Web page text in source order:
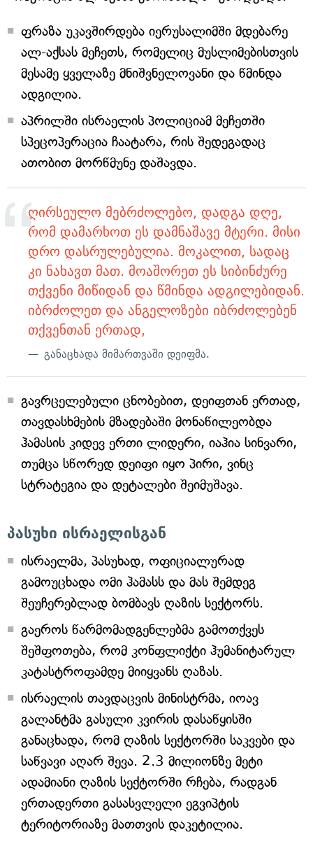
ფრაზა უკავშირდება იერუსალიმში მდებარე
ალ-აქსას მეჩეთს, რომელიც მუსლიმებისთვის
მესამე ყველაზე მნიშვნელოვანი და წმინდა
ადგილია.
აპრილში ისრაელის პოლიციამ მეჩეთში
სპეცოპერაცია ჩაატარა, რის შედეგადაც
ათობით მორწმუნე დაშავდა.
ღირსეულო მებრძოლებო, დადგა დღე,
რომ დამარხოთ ეს დამნაშავე მტერი. მისი
დრო დასრულებულია. მოკალით, სადაც
კი ნახავთ მათ. მოაშორეთ ეს სიბინძურე
თქვენი მიწიდან და წმინდა ადგილებიდან.
იბრძოლეთ და ანგელოზები იბრძოლებენ
თქვენთან ერთად,
განაცხადა მიმართვაში დეიფმა.
გავრცელებული ცნობებით, დეიფთან ერთად,
თავდასხმების მზადებაში მონაწილეობდა
ჰამასის კიდევ ერთი ლიდერი, იაჰია სინვარი,
თუმცა სწორედ დეიფი იყო პირი, ვინც
სტრატეგია და დეტალები შეიმუშავა.
პასუხი ისრაელისგან
ისრაელმა, პასუხად, ოფიციალურად
გამოუცხადა ომი ჰამასს და მას შემდეგ
შეუჩერებლად ბომბავს ღაზის სექტორს.
გაეროს წარმომადგენლებმა გამოთქვეს
შეშფოთება, რომ კონფლიქტი ჰუმანიტარულ
კატასტროფამდე მიიყვანს ღაზას.
ისრაელის თავდაცვის მინისტრმა, იოავ
გალანტმა გასული კვირის დასაწყისში
განაცხადა, რომ ღაზის სექტორში საკვები და
საწვავი აღარ შევა. 2.3 მილიონზე მეტი
ადამიანი ღაზის სექტორში რჩება, რადგან
ერთადერთი გასასვლელი ეგვიპტის
ტერიტორიაზე მათთვის დაკეტილია.